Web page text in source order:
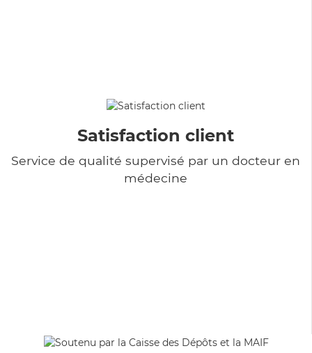
Satisfaction client
Service de qualité supervisé par un docteur en
médecine